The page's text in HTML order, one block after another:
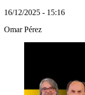
16/12/2025 - 15:16
Omar Pérez